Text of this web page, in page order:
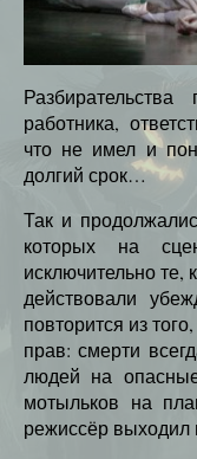
работника,
что не имел и
долгий срок…
Так и
которых на
исключительно те,
действовали
повторится из
прав: смерти
людей на
мотыльков на
режиссёр